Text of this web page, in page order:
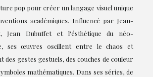
pop pour créer un langage visuel unique
académiques. Influencé par Jean-
Jean Dubuffet et l'ésthétique du néo-
ses œuvres oscillent entre le chaos et
gestes gestuels, des couches de couleur
mathématiques. Dans ses séries, de